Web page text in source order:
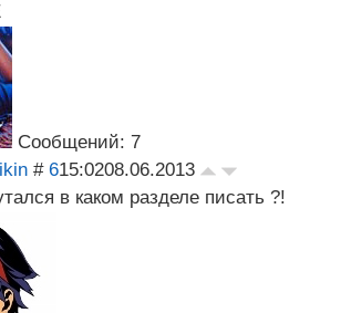
Сообщений: 7
# 615:0208.06.2013
в каком разделе писать ?!